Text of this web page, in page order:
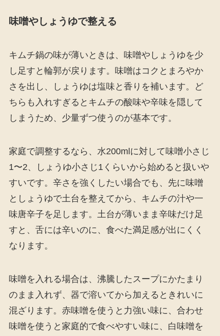
味噌やしょうゆで整える
キムチ鍋の味が薄いときは、味噌やしょうゆを少
し足すと輪郭が戻ります。味噌はコクとまろやか
さを出し、しょうゆは塩味と香りを補います。ど
ちらも入れすぎるとキムチの酸味や辛味を隠して
しまうため、少量ずつ使うのが基本です。
家庭で調整するなら、水200mlに対して味噌小さじ
1〜2、しょうゆ小さじ1くらいから始めると扱いや
すいです。辛さを強くしたい場合でも、先に味噌
としょうゆで土台を整えてから、キムチの汁や一
味唐辛子を足します。土台が薄いまま辛味だけ足
すと、舌には辛いのに、食べた満足感が出にくく
なります。
味噌を入れる場合は、沸騰したスープにかたまり
のまま入れず、器で溶いてから加えるときれいに
混ざります。赤味噌を使うと力強い味に、合わせ
味噌を使うと家庭的で食べやすい味に、白味噌を